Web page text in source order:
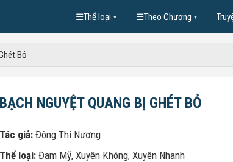
☰Thể loại ▼ ☰Theo Chương ▼
Bỏ
BẠCH NGUYỆT QUANG BỊ GHÉT BỎ
Tác giả: Đông Thi Nương
Thể loại: Đam Mỹ, Xuyên Không, Xuyên Nhanh